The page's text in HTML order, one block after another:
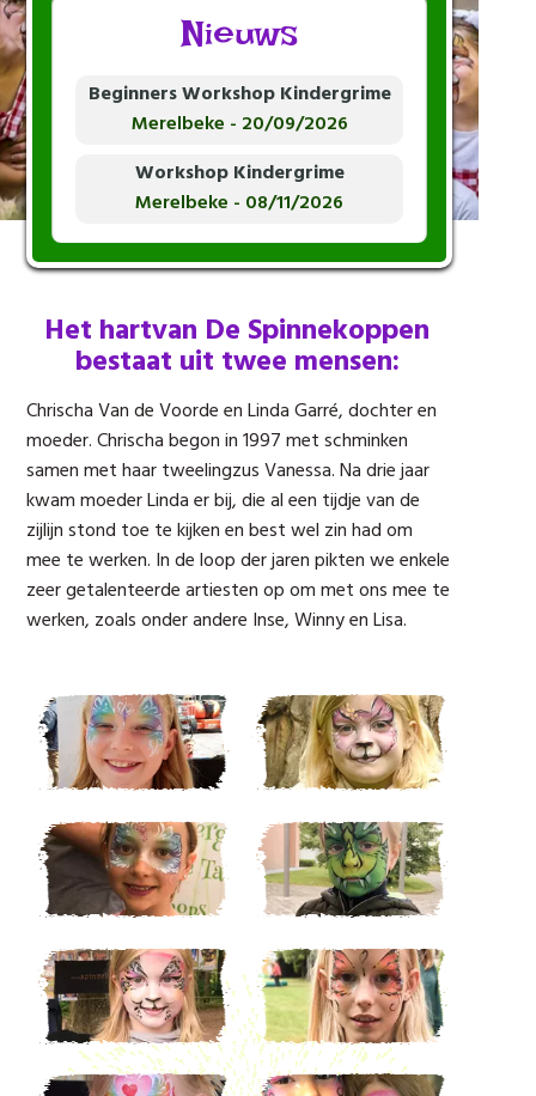
Nieuws
Beginners Workshop Kindergrime
Merelbeke - 20/09/2026
Workshop Kindergrime
Merelbeke - 08/11/2026
Het hartvan De Spinnekoppen
bestaat uit twee mensen:
Chrischa Van de Voorde en Linda Garré, dochter en
moeder. Chrischa begon in 1997 met schminken
samen met haar tweelingzus Vanessa. Na drie jaar
kwam moeder Linda er bij, die al een tijdje van de
zijlijn stond toe te kijken en best wel zin had om
mee te werken. In de loop der jaren pikten we enkele
zeer getalenteerde artiesten op om met ons mee te
werken, zoals onder andere Inse, Winny en Lisa.